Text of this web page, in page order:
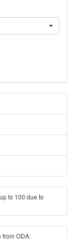
to 100 due to
from ODA: